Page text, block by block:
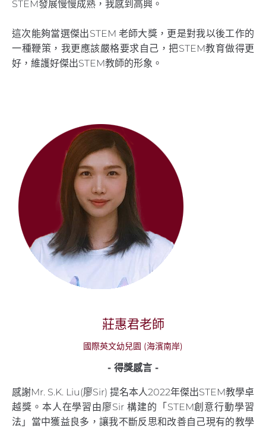
STEM發展慢慢成熟，我感到高興。
這次能夠當選傑出STEM 老師大獎，更是對我以後工作的
一種鞭策，我更應該嚴格要求自己，把STEM教育做得更
好，維護好傑出STEM教師的形象。
莊惠君老師
國際英文幼兒園 (海濱南岸)
- 得獎感言 -
感謝Mr. S.K. Liu(廖Sir) 提名本人2022年傑出STEM教學卓
越獎。本人在學習由廖Sir 構建的「STEM創意行動學習
法」當中獲益良多，讓我不斷反思和改善自己現有的教學